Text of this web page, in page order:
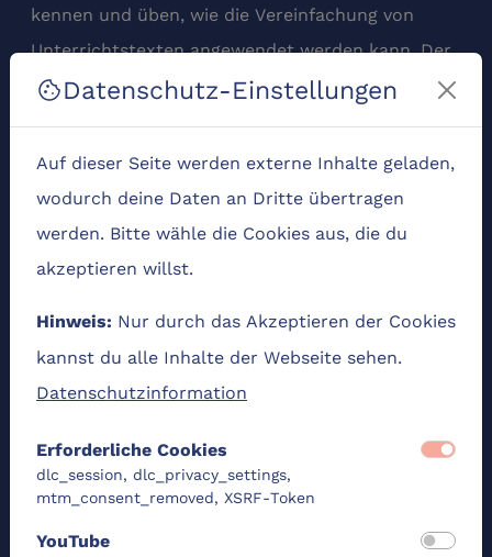
cookieDatenschutz-Einstellungen
Auf dieser Seite werden externe Inhalte geladen,
wodurch deine Daten an Dritte übertragen
werden. Bitte wähle die Cookies aus, die du
akzeptieren willst.
Hinweis: Nur durch das Akzeptieren der Cookies
kannst du alle Inhalte der Webseite sehen.
Datenschutzinformation
Erforderliche Cookies
dlc_session, dlc_privacy_settings,
mtm_consent_removed, XSRF-Token
YouTube
kennen und üben, wie die Vereinfachung von
Unterrichtstexten angewendet werden kann. Der
Einsatz von zahlreichen digitalen Hilfsmitteln, die
Lizenzen vorgestellt werden, wird Sie dabei
unterstützen.
Der Modulbaustein bietet eine flexible
Gestaltung, wobei der Zeitaufwand
und 10 Stundenangesetzt ist.
Ob der Baustein alleine erarbeitet, intensiv
recherchiert oder sich vorbereitet wird - die
individuelle Herangehensweise beeinflusst die
benötigte Zeit! Der Arbeitsprozess kann gut an
die eigenen Bedürfnisse angepasst werden.